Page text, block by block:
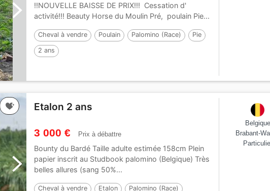
!!NOUVELLE BAISSE DE PRIX!!! Cessation d'
activité!!! Beauty Horse du Moulin Pré, poulain Pie...
Cheval à vendre Poulain Palomino (Race) Pie
2 ans
Etalon 2 ans
3 000 € Prix à débattre
Bounty du Bardé Taille adulte estimée 158cm Plein
papier inscrit au Studbook palomino (Belgique) Très
belles allures (sang 50%...
Cheval à vendre Etalon Palomino (Race)
Belgique
Brabant-